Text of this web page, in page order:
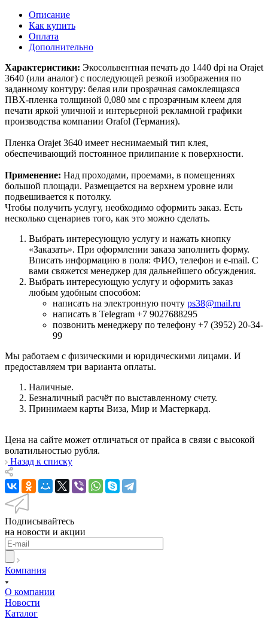
Описание
Как купить
Оплата
Дополнительно
Характеристики: Экосольвентная печать до 1440 dpi на Orajet
3640 (или аналог) с последующей резкой изображения по
заданному контуру: белая или прозрачная самоклеящаяся
ПВХ-пленка толщиной 0,080 мм с прозрачным клеем для
печати яркой уличной и интерьерной рекламной графики
производства компании Orafol (Германия).
Пленка Orajet 3640 имеет неснимаемый тип клея,
обеспечивающий постоянное прилипание к поверхности.
Применение: Над проходами, проемами, в помещениях
большой площади. Размещается на верхнем уровне или
подвешивается к потолку.
Чтобы получить услугу, необходимо оформить заказ. Есть
несколько сценариев того, как это можно сделать.
Выбрать интересующую услугу и нажать кнопку
«Заказать». При оформлении заказа заполнить форму.
Вписать информацию в поля: ФИО, телефон и e-mail. С
вами свяжется менеджер для дальнейшего обсуждения.
Выбрать интересующую услугу и оформить заказ
любым удобным способом:
написать на электронную почту ps38@mail.ru
написать в Telegram +7 9027688295
позвонить менеджеру по телефону +7 (3952) 20-34-
99
Мы работаем с физическими и юридическими лицами. И
предоставляем три варианта оплаты.
Наличные.
Безналичный расчёт по выставленному счету.
Принимаем карты Виза, Мир и Мастеркард.
Цена на сайте может отличаться от прайса в связи с высокой
волатильностью рубля.
Назад к списку
Подписывайтесь
на новости и акции
Компания
О компании
Новости
Каталог